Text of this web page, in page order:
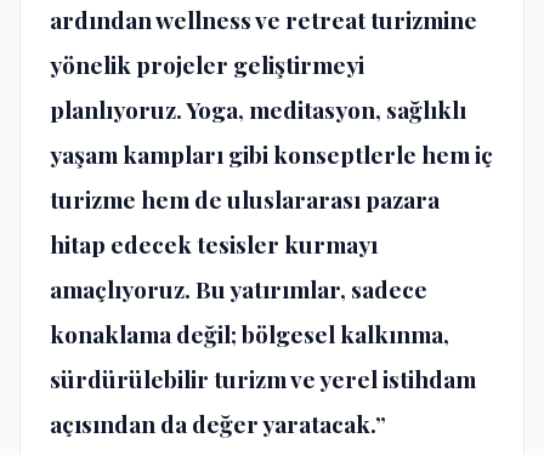
ardından wellness ve retreat turizmine
yönelik projeler geliştirmeyi
planlıyoruz. Yoga, meditasyon, sağlıklı
yaşam kampları gibi konseptlerle hem iç
turizme hem de uluslararası pazara
hitap edecek tesisler kurmayı
amaçlıyoruz. Bu yatırımlar, sadece
konaklama değil; bölgesel kalkınma,
sürdürülebilir turizm ve yerel istihdam
açısından da değer yaratacak.”